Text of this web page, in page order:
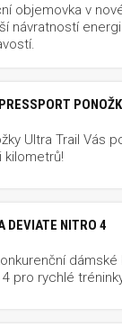
objemovka v
návratností
Ultra Trail Vás
kilometrů!
DEVIATE NITRO 4
4 pro rychlé